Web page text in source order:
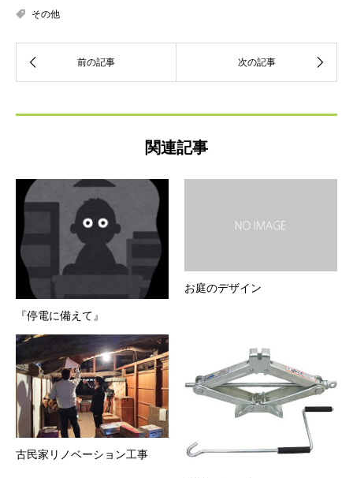
その他
関連記事
『停電に備えて』
お庭のデザイン
古民家リノベーション工事